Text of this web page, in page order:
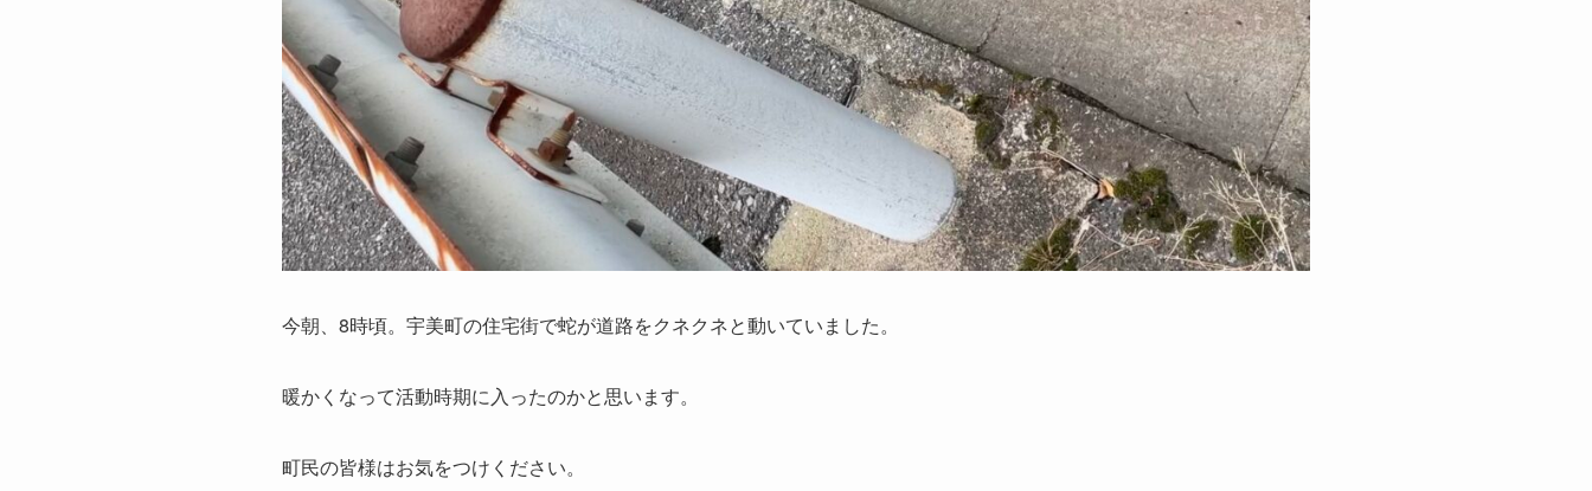
今朝、8時頃。宇美町の住宅街で蛇が道路をクネクネと動いていました。
暖かくなって活動時期に入ったのかと思います。
町民の皆様はお気をつけください。